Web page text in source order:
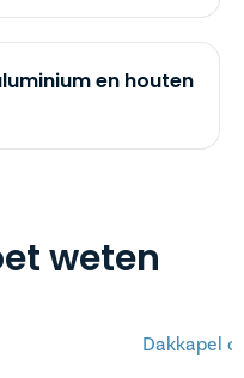
en houten
weten